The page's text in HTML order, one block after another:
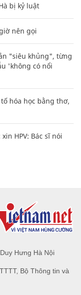
bị kỷ luật
nên gọi
"siêu khủng", từng
'không có nổi
hóa học bằng thơ,
HPV: Bác sĩ nói
Hưng Hà Nội
Bộ Thông tin và